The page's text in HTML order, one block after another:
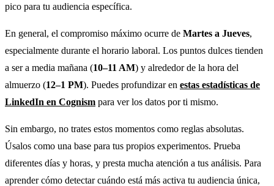
pico para tu audiencia específica.
En general, el compromiso máximo ocurre de Martes a Jueves,
especialmente durante el horario laboral. Los puntos dulces tienden
a ser a media mañana (10–11 AM) y alrededor de la hora del
almuerzo (12–1 PM). Puedes profundizar en estas estadísticas de
LinkedIn en Cognism para ver los datos por ti mismo.
Sin embargo, no trates estos momentos como reglas absolutas.
Úsalos como una base para tus propios experimentos. Prueba
diferentes días y horas, y presta mucha atención a tus análisis. Para
aprender cómo detectar cuándo está más activa tu audiencia única,